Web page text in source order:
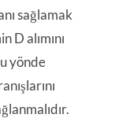
sağlamak
D alımını
yönde